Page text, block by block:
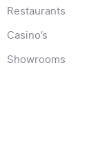
Restaurants
Casino’s
Showrooms